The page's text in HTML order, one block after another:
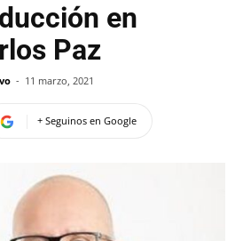
en
Paz
- 11 marzo, 2021
+ Seguinos en Google